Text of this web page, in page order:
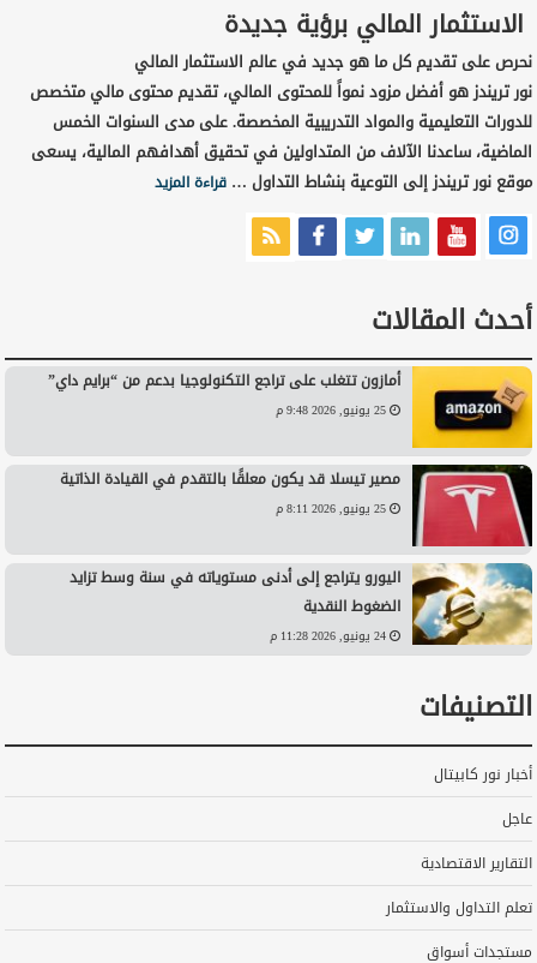
الاستثمار المالي برؤية جديدة
نحرص على تقديم كل ما هو جديد في عالم الاستثمار المالي
نور تريندز هو أفضل مزود نمواً للمحتوى المالي، تقديم محتوى مالي متخصص
للدورات التعليمية والمواد التدريبية المخصصة. على مدى السنوات الخمس
الماضية، ساعدنا الآلاف من المتداولين في تحقيق أهدافهم المالية، يسعى
موقع نور تريندز إلى التوعية بنشاط التداول …قراءة المزيد
أحدث المقالات
أمازون تتغلب على تراجع التكنولوجيا بدعم من “برايم داي”
25 يونيو, 2026 9:48 م
مصير تيسلا قد يكون معلقًا بالتقدم في القيادة الذاتية
25 يونيو, 2026 8:11 م
اليورو يتراجع إلى أدنى مستوياته في سنة وسط تزايد
الضغوط النقدية
24 يونيو, 2026 11:28 م
التصنيفات
أخبار نور كابيتال
عاجل
التقارير الاقتصادية
تعلم التداول والاستثمار
مستجدات أسواق